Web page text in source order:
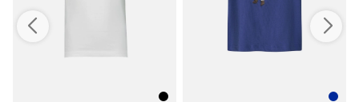
Tak fordi du handler i vores webshop. Besøg os også i vores
butik i Vingåker.
www.vfo.se